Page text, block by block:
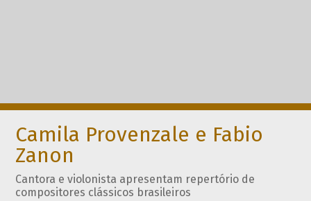
Camila Provenzale e Fabio
Zanon
Cantora e violonista apresentam repertório de
compositores clássicos brasileiros